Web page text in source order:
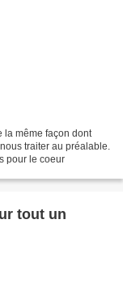
la même façon dont
traiter au préalable.
pour le coeur
tout un